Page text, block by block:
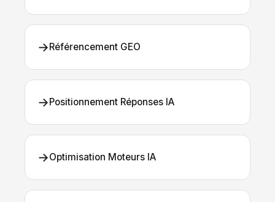
→Référencement GEO
→Positionnement Réponses IA
→Optimisation Moteurs IA